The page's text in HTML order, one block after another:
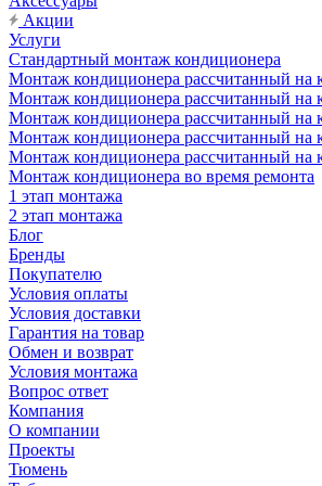
Акции
Услуги
Стандартный монтаж кондиционера
Монтаж кондиционера рассчитанный на
Монтаж кондиционера рассчитанный на
Монтаж кондиционера рассчитанный на
Монтаж кондиционера рассчитанный на
Монтаж кондиционера рассчитанный на
Монтаж кондиционера во время ремонта
1 этап монтажа
2 этап монтажа
Блог
Бренды
Покупателю
Условия оплаты
Условия доставки
Гарантия на товар
Обмен и возврат
Условия монтажа
Вопрос ответ
Компания
О компании
Проекты
Тюмень